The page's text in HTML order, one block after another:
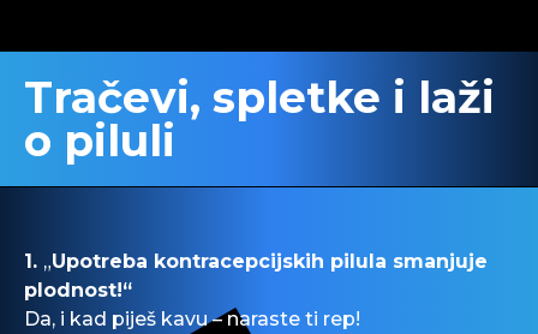
Tračevi, spletke i laži
o piluli
1. „Upotreba kontracepcijskih pilula smanjuje
plodnost!“
Da, i kad piješ kavu – naraste ti rep!